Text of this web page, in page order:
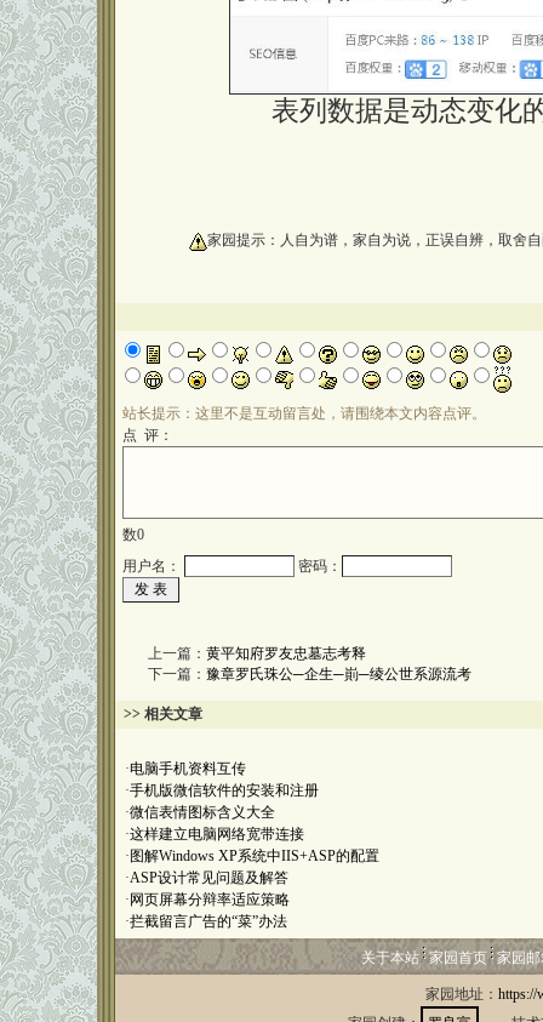
表列数据是动态变化
家园提示：人自为谱，家自为说，正误自辨，取舍
站长提示：这里不是互动留言处，请围绕本文内容点评。
点 评：
数0
用户名：
密码：
上一篇： 黄平知府罗友忠墓志考释
下一篇： 豫章罗氏珠公─企生─崱─绫公世系源流考
>> 相关文章
·电脑手机资料互传
·手机版微信软件的安装和注册
·微信表情图标含义大全
·这样建立电脑网络宽带连接
· 图解Windows XP系统中IIS+ASP的配置
·ASP设计常见问题及解答
· 网页屏幕分辩率适应策略
·拦截留言广告的“菜”办法
关于本站 家园首页 家园
家园地址： https://